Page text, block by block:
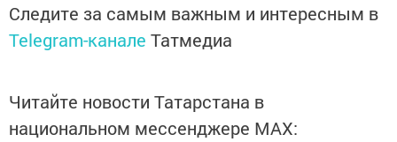
Следите за самым важным и интересным в
Telegram-канале Татмедиа
Читайте новости Татарстана в
национальном мессенджере MАХ: